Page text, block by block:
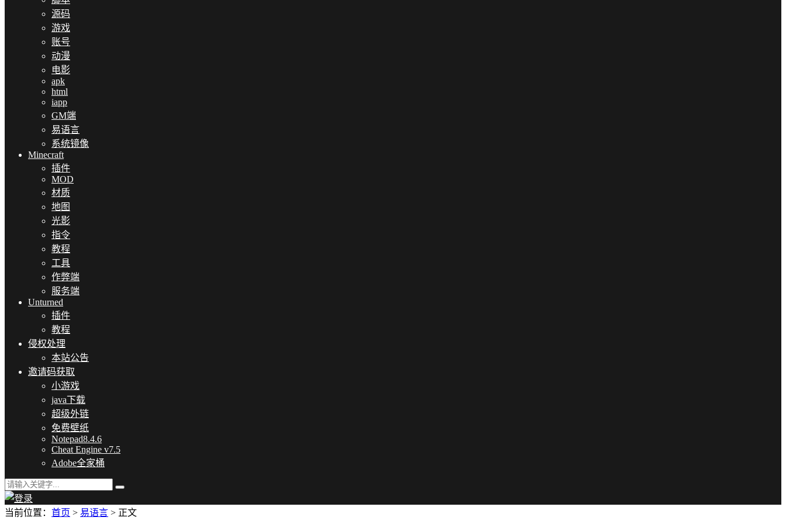
源码
游戏
账号
动漫
电影
apk
html
iapp
GM端
易语言
系统镜像
Minecraft
插件
MOD
材质
地图
光影
指令
教程
工具
作弊端
服务端
Unturned
插件
教程
侵权处理
本站公告
邀请码获取
小游戏
java下载
超级外链
免费壁纸
Notepad8.4.6
Cheat Engine v7.5
Adobe全家桶
当前位置： 首页 > 易语言 > 正文